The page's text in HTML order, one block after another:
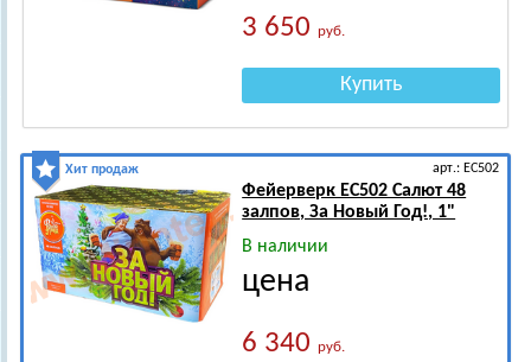
3 650руб.
Купить
Хит продаж арт.: ЕС502
Фейерверк ЕС502 Салют 48
залпов, За Новый Год!, 1"
В наличии
цена
6 340руб.